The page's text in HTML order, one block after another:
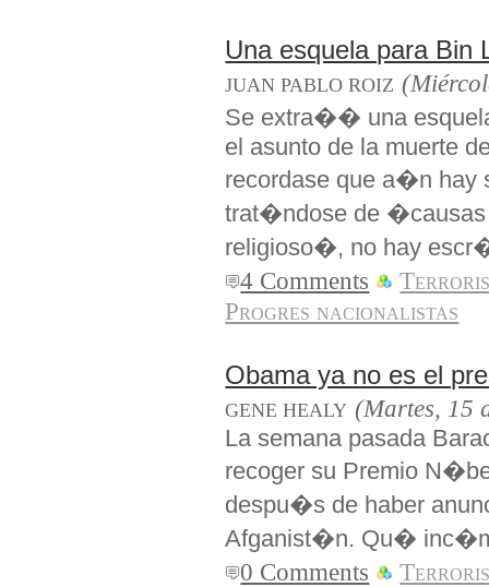
Una esquela para Bin
JUAN PABLO ROIZ
Se extra�� una
el asunto de la muerte
recordase que a�n hay
trat�ndose de �causas
religioso�, no hay
4 Comments
Progres nacionalistas
Obama ya no es el
GENE HEALY (Martes, 15
La semana pasada
recoger su Premio
despu�s de haber
Afganist�n. Qu�
0 Comments